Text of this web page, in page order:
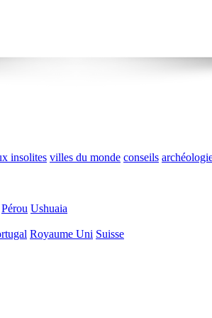
insolites villes du monde conseils
Pérou Ushuaia
Royaume Uni Suisse